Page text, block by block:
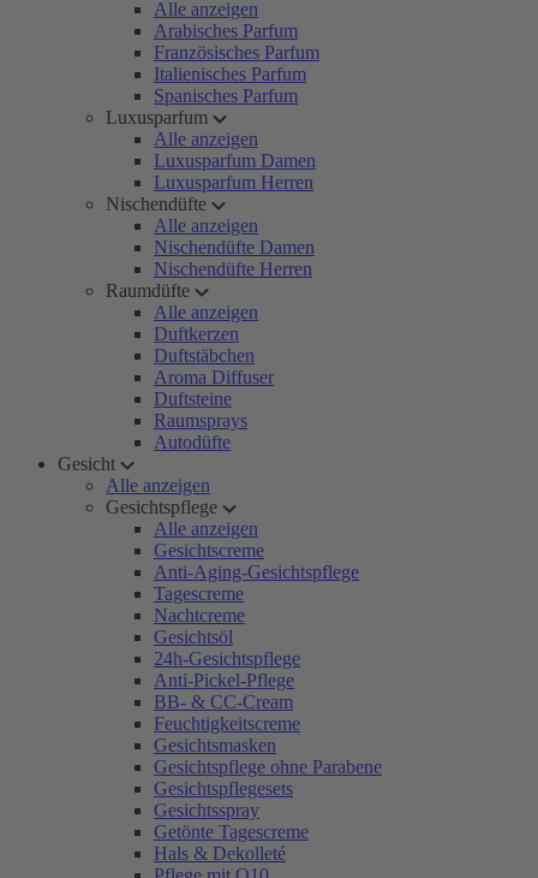
Alle anzeigen
Arabisches Parfum
Französisches Parfum
Italienisches Parfum
Spanisches Parfum
Luxusparfum
Alle anzeigen
Luxusparfum Damen
Luxusparfum Herren
Nischendüfte
Alle anzeigen
Nischendüfte Damen
Nischendüfte Herren
Raumdüfte
Alle anzeigen
Duftkerzen
Duftstäbchen
Aroma Diffuser
Duftsteine
Raumsprays
Autodüfte
Gesicht
Alle anzeigen
Gesichtspflege
Alle anzeigen
Gesichtscreme
Anti-Aging-Gesichtspflege
Tagescreme
Nachtcreme
Gesichtsöl
24h-Gesichtspflege
Anti-Pickel-Pflege
BB- & CC-Cream
Feuchtigkeitscreme
Gesichtsmasken
Gesichtspflege ohne Parabene
Gesichtspflegesets
Gesichtsspray
Getönte Tagescreme
Hals & Dekolleté